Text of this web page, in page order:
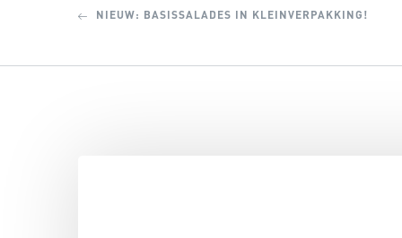
NIEUW: BASISSALADES IN KLEINVERPAKKING!